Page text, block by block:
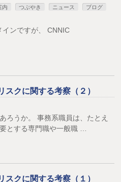
内 つぶやき ニュース
ブログ
ンですが、 CNNIC
スクに関する考察（２）
ろうか。 事務系職員は、たとえ
とする専門職や一般職 …
スクに関する考察（１）